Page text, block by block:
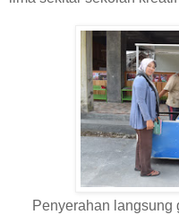
Penyerahan langsung